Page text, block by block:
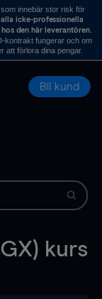
innebär stor risk för
icke-professionella
den här leverantören.
kontrakt fungerar och om
att förlora dina pengar.
Bli kund
kurs